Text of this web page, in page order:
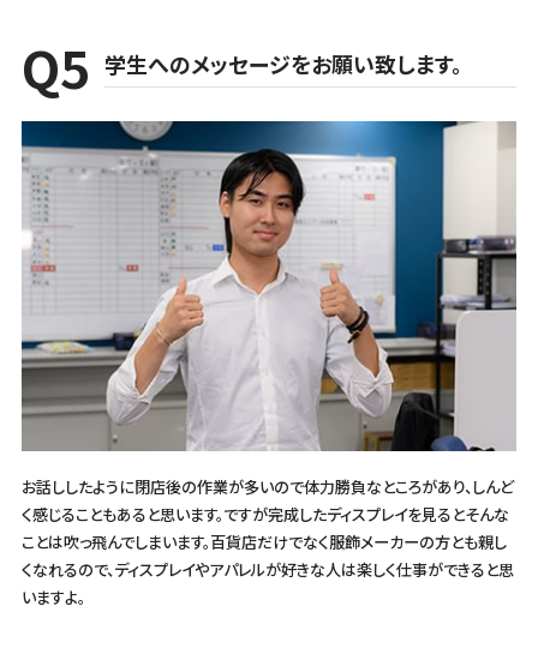
学生へのメッセージをお願い致します。
お話ししたように閉店後の作業が多いので体力勝負なところがあり、しんど
く感じることもあると思います。ですが完成したディスプレイを見るとそんな
ことは吹っ飛んでしまいます。百貨店だけでなく服飾メーカーの方とも親し
くなれるので、ディスプレイやアパレルが好きな人は楽しく仕事ができると思
いますよ。